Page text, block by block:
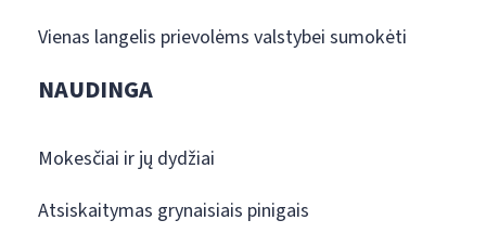
Vienas langelis prievolėms valstybei sumokėti
NAUDINGA
Mokesčiai ir jų dydžiai
Atsiskaitymas grynaisiais pinigais